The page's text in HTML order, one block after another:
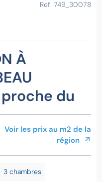
Ref. 749_30078
À
proche du
Voir les prix au m2 de la
région
3 chambres